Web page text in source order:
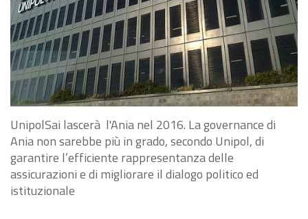
UnipolSai lascerà l'Ania nel 2016. La governance di
Ania non sarebbe più in grado, secondo Unipol, di
garantire l’efficiente rappresentanza delle
assicurazioni e di migliorare il dialogo politico ed
istituzionale